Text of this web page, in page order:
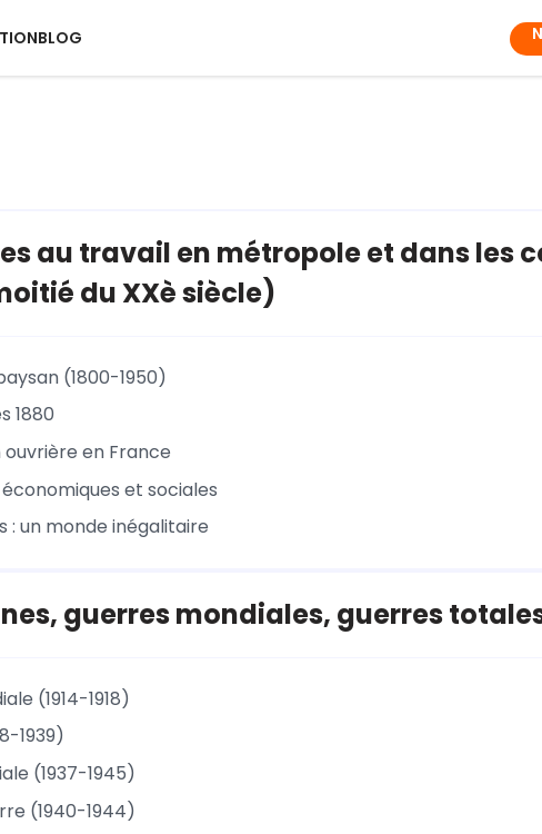
BLOG
au travail en métropole et dans les
du XXè siècle)
(1800-1950)
1880
ouvrière en France
et sociales
: un monde inégalitaire
guerres mondiales, guerres
(1914-1918)
1939)
(1937-1945)
(1940-1944)